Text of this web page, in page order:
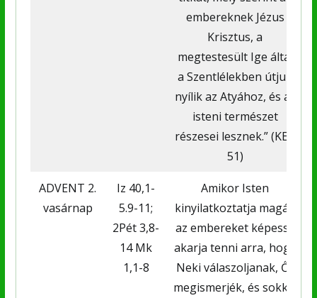
embereknek Jézus
Krisztus, a
megtestesült Ige által
a Szentlélekben útjuk
nyílik az Atyához, és az
isteni természet
részesei lesznek.” (KEK
51)
ADVENT 2.
vasárnap
Iz 40,1-
5.9-11;
2Pét 3,8-
14 Mk
1,1-8
Amikor Isten
kinyilatkoztatja magát,
az embereket képessé
akarja tenni arra, hogy
Neki válaszoljanak, Őt
megismerjék, és sokkal